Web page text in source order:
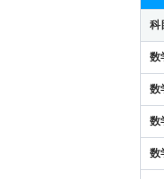
科
数
数
数
数